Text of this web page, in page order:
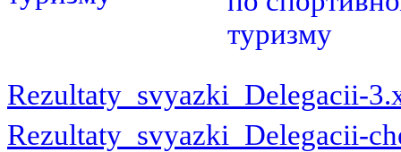
Rezultaty_svyazki_Delegacii-
Rezultaty_svyazki_Delegacii-